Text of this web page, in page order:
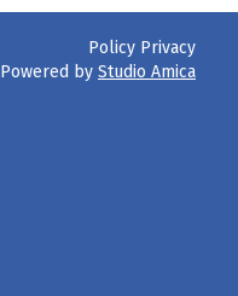
Policy Privacy
Powered by Studio Amica